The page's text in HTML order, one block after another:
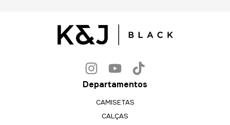
Departamentos
CAMISETAS
CALÇAS